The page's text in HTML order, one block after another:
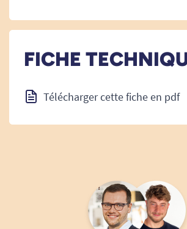
FICHE
Télécharger cette fiche en pdf